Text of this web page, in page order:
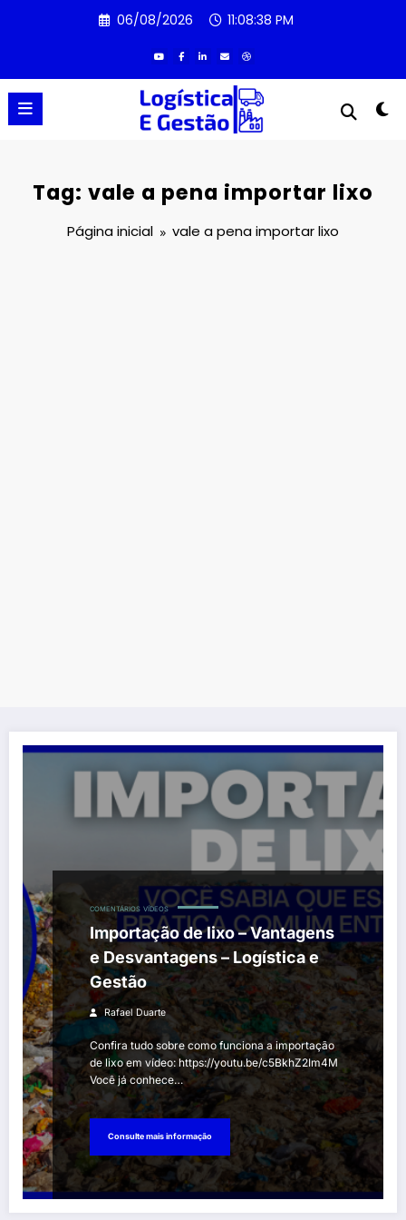
06/08/2026 11:08:38 PM
Tag: vale a pena importar lixo
Página inicial vale a pena importar lixo
COMENTÁRIOS VÍDEOS
Importação de lixo – Vantagens
e Desvantagens – Logística e
Gestão
Rafael Duarte
Confira tudo sobre como funciona a importação
de lixo em vídeo: https://youtu.be/c5BkhZ2Im4M
Você já conhece…
Consulte mais informação